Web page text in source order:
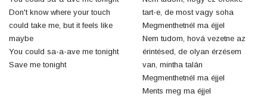
Don't know where your touch
could take me, but it feels like
maybe
You could sa-a-ave me tonight
Save me tonight
tart-e, de most vagy soha
Megmenthetnél ma éjjel
Nem tudom, hová vezetne az
érintésed, de olyan érzésem
van, mintha talán
Megmenthetnél ma éjjel
Ments meg ma éjjel